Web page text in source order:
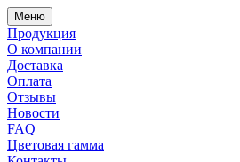
Меню
Продукция
О компании
Доставка
Оплата
Отзывы
Новости
FAQ
Цветовая гамма